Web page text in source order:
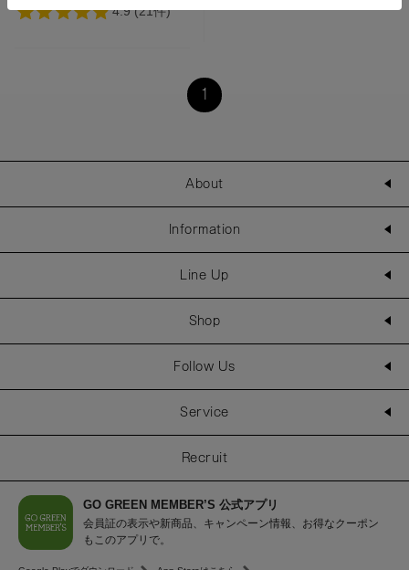
1
About
Information
Line Up
Shop
Follow Us
Service
Recruit
GO GREEN MEMBER’S 公式アプリ
会員証の表示や新商品、キャンペーン情報、お得なクーポン
もこのアプリで。